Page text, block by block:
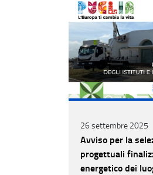
26 settembre 2025
Avviso per la
progettuali
energetico dei